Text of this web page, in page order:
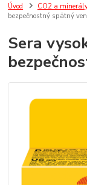
Úvod CO2 a
bezpečnostný spätný
Sera